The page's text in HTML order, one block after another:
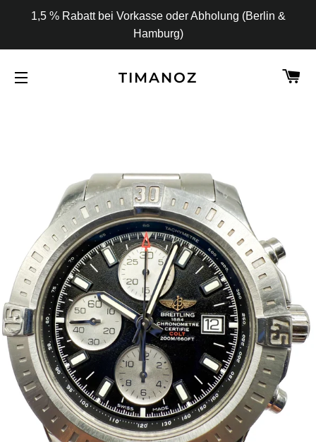
1,5 % Rabatt bei Vorkasse oder Abholung (Berlin &
Hamburg)
TIMANOZ